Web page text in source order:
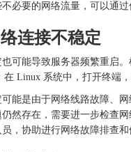
必要的网络流量，可以通
络连接不稳定
也可能导致服务器频繁重启
在 Linux 系统中，打开终端
可能是由于网络线路故障、
然存在，需要进一步检查
，协助进行网络故障排查和